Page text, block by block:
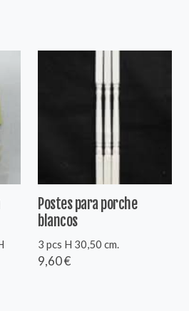
Postes para porche
blancos
3 pcs H 30,50 cm.
9,60 €